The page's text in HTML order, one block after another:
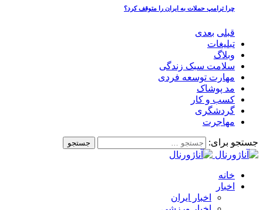
چرا ترامپ حملات به ایران را متوقف کرد؟
قبلی بعدی
تبلیغات
وبلاگ
سلامت سبک زندگی
مهارت توسعه فردی
مد پوشاک
کسب و کار
گردشگری
مهاجرت
جستجو برای:
خانه
اخبار
اخبار ایران